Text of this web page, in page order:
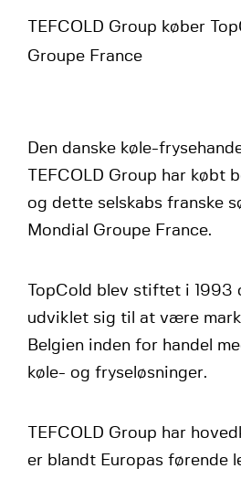
TEFCOLD Group køber
Groupe France
Den danske køle-
TEFCOLD Group har købt
og dette selskabs franske
Mondial Groupe France.
TopCold blev stiftet i 1993
udviklet sig til at være
Belgien inden for handel
køle- og fryseløsninger.
TEFCOLD Group har
er blandt Europas førende